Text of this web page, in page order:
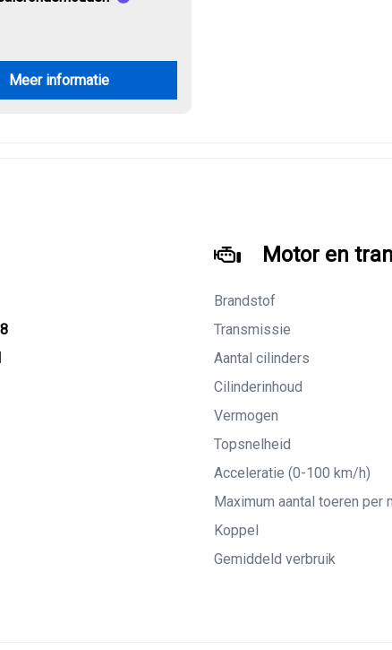
Meer informatie
Motor en
Brandstof
Transmissie
Aantal cilinders
Cilinderinhoud
Vermogen
Topsnelheid
Acceleratie (0-100 km/h)
Maximum aantal toeren per
Koppel
Gemiddeld verbruik